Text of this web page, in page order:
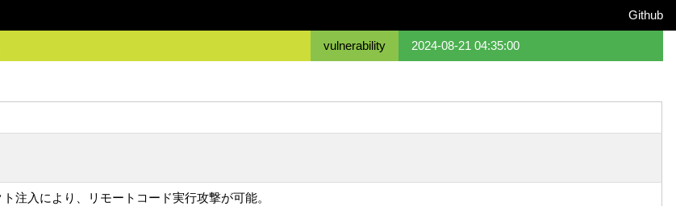
Github
vulnerability 2024-08-21 04:35:00
注入により、リモートコード実行攻撃が可能。